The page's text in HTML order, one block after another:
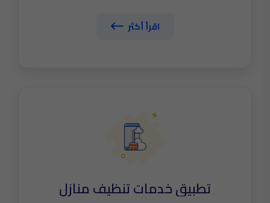
نساعدك على تطوير تطبيق سياحي متكامل يتيح
لعملائك حجز الرحلات والفنادق بسهولة، مع خاصية
اقرأ أكثر
تطبيق خدمات تنظيف منازل